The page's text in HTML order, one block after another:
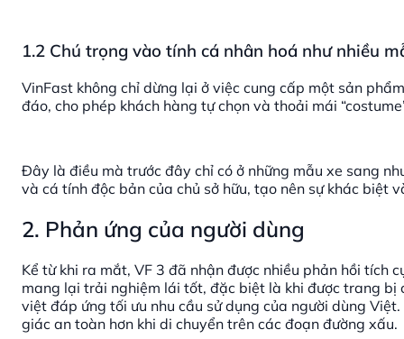
1.2 Chú trọng vào tính cá nhân hoá như nhiều
VinFast không chỉ dừng lại ở việc cung cấp một sản
đáo, cho phép khách hàng tự chọn và thoải mái
Đây là điều mà trước đây chỉ có ở những mẫu xe sang
và cá tính độc bản của chủ sở hữu, tạo nên sự khác biệt
2. Phản ứng của người dùng
Kể từ khi ra mắt, VF 3 đã nhận được nhiều phản hồi tích
mang lại trải nghiệm lái tốt, đặc biệt là khi được trang bị
việt đáp ứng tối ưu nhu cầu sử dụng của người dùng
giác an toàn hơn khi di chuyển trên các đoạn đường xấu.